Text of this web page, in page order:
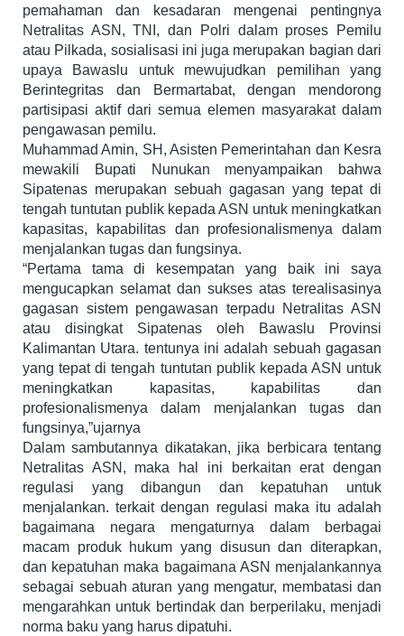
pemahaman dan kesadaran mengenai pentingnya
Netralitas ASN, TNI, dan Polri dalam proses Pemilu
atau Pilkada, sosialisasi ini juga merupakan bagian dari
upaya Bawaslu untuk mewujudkan pemilihan yang
Berintegritas dan Bermartabat, dengan mendorong
partisipasi aktif dari semua elemen masyarakat dalam
pengawasan pemilu.
Muhammad Amin, SH, Asisten Pemerintahan dan Kesra
mewakili Bupati Nunukan menyampaikan bahwa
Sipatenas merupakan sebuah gagasan yang tepat di
tengah tuntutan publik kepada ASN untuk meningkatkan
kapasitas, kapabilitas dan profesionalismenya dalam
menjalankan tugas dan fungsinya.
“Pertama tama di kesempatan yang baik ini saya
mengucapkan selamat dan sukses atas terealisasinya
gagasan sistem pengawasan terpadu Netralitas ASN
atau disingkat Sipatenas oleh Bawaslu Provinsi
Kalimantan Utara. tentunya ini adalah sebuah gagasan
yang tepat di tengah tuntutan publik kepada ASN untuk
meningkatkan kapasitas, kapabilitas dan
profesionalismenya dalam menjalankan tugas dan
fungsinya,”ujarnya
Dalam sambutannya dikatakan, jika berbicara tentang
Netralitas ASN, maka hal ini berkaitan erat dengan
regulasi yang dibangun dan kepatuhan untuk
menjalankan. terkait dengan regulasi maka itu adalah
bagaimana negara mengaturnya dalam berbagai
macam produk hukum yang disusun dan diterapkan,
dan kepatuhan maka bagaimana ASN menjalankannya
sebagai sebuah aturan yang mengatur, membatasi dan
mengarahkan untuk bertindak dan berperilaku, menjadi
norma baku yang harus dipatuhi.